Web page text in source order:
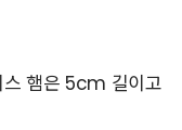
스 햄은 5cm 길이고